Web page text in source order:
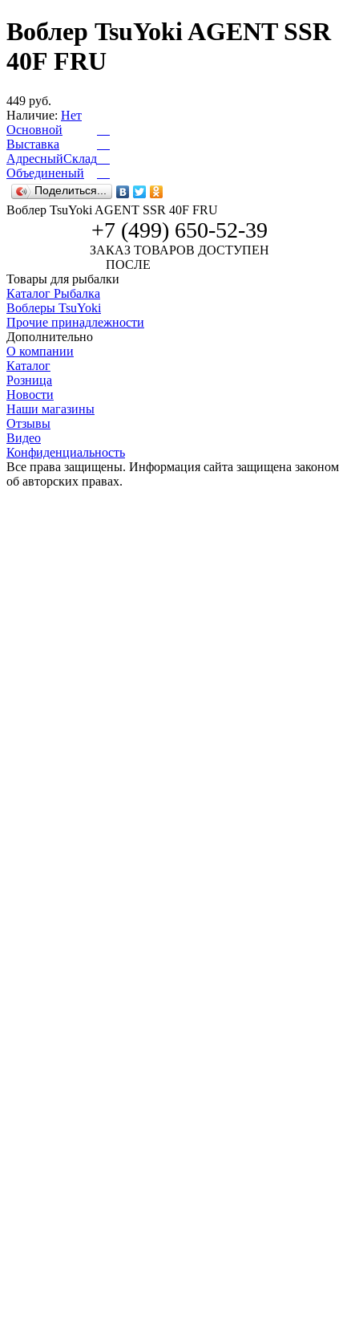
Воблер TsuYoki AGENT SSR
40F FRU
449 руб.
Наличие: Нет
Основной
Выставка
АдресныйСклад
Объединеный
Поделиться...
Воблер TsuYoki AGENT SSR 40F FRU
+7 (499) 650-52-39
ЗАКАЗ ТОВАРОВ ДОСТУПЕН
ПОСЛЕ
Товары для рыбалки
Каталог Рыбалка
Воблеры TsuYoki
Прочие принадлежности
Дополнительно
О компании
Каталог
Розница
Новости
Наши магазины
Отзывы
Видео
Конфиденциальность
Все права защищены. Информация сайта защищена законом
об авторских правах.